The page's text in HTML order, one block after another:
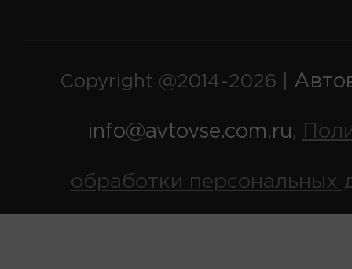
Copyright @2014-2026 |
info@avtovse.com.ru,
обработки персональных